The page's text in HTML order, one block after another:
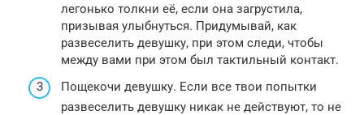
легонько толкни её, если она загрустила,
призывая улыбнуться. Придумывай, как
развеселить девушку, при этом следи, чтобы
между вами при этом был тактильный контакт.
Пощекочи девушку. Если все твои попытки
развеселить девушку никак не действуют, то не